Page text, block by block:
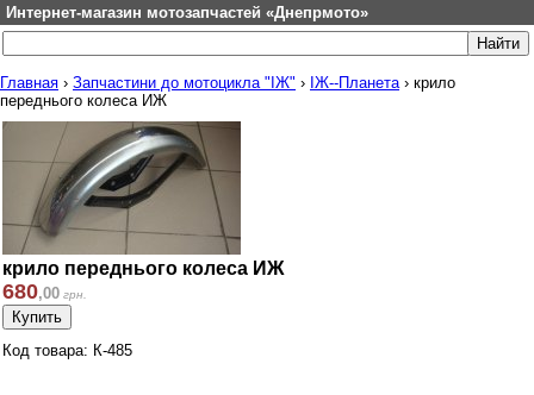
Интернет-магазин мотозапчастей «Днепрмото»
Главная › Запчастини до мотоцикла "ІЖ" › ІЖ--Планета› крило
переднього колеса ИЖ
крило переднього колеса ИЖ
680,00 грн.
Код товара: К-485